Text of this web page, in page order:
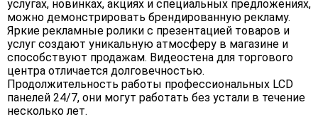
услугах, новинках, акциях и специальных предложениях,
можно демонстрировать брендированную рекламу.
Яркие рекламные ролики с презентацией товаров и
услуг создают уникальную атмосферу в магазине и
способствуют продажам. Видеостена для торгового
центра отличается долговечностью.
Продолжительность работы профессиональных LCD
панелей 24/7, они могут работать без устали в течение
несколько лет.